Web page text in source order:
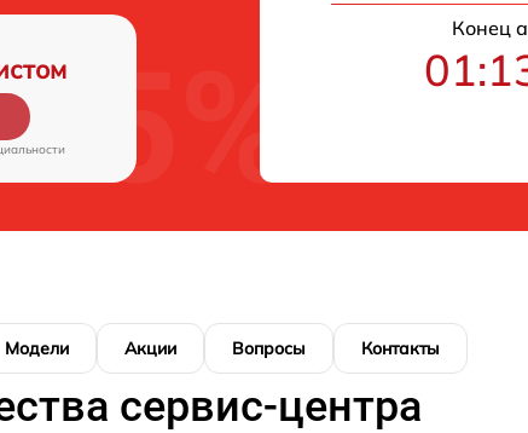
Конец
Модели Акции Вопросы Контакты
сервис-центра